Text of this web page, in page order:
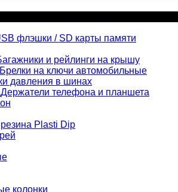
флэшки / SD карты памяти
и рейлинги на крышу
Брелки на ключи автомобильные
давления в шинах
Держатели телефона и планшета
Plasti Dip
колонки